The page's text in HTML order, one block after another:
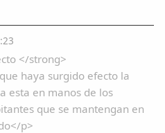
</strong>
haya surgido efecto la
esta en manos de los
que se mantengan en
p>